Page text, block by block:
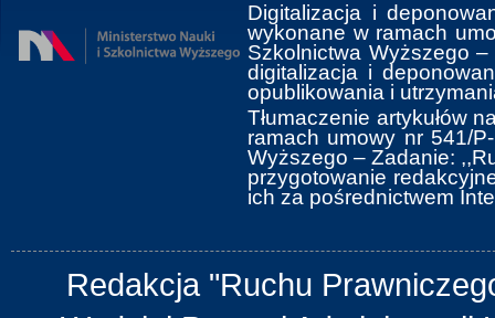
Digitalizacja i
wykonane w ramach
Szkolnictwa Wyższego
digitalizacja i
opublikowania i
Tłumaczenie artykułów
ramach umowy nr 541/
Wyższego ‒ Zadanie:
przygotowanie
ich za pośrednictwem
Redakcja "Ruchu